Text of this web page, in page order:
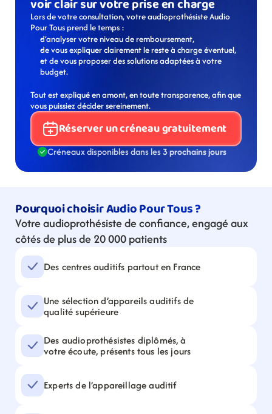
voir clair sur votre prise en charge
Lors de votre consultation, votre audioprothésiste Audio
Pour Tous prend le temps :
d’analyser votre niveau de remboursement,
de vous expliquer clairement le reste à charge éventuel,
et de vous proposer des solutions adaptées à votre
budget.
Tout est expliqué en amont, en toute transparence, afin que
vous puissiez décider sereinement.
Réserver un créneau gratuitement
Créneaux disponibles dans les 3 prochains jours
Pourquoi choisir Audio Pour Tous ?
Votre audioprothésiste de confiance, engagé aux
côtés de plus de 20 000 patients
Des centres auditifs partout en France
Une sélection d’appareils auditifs de
qualité supérieure
Des audioprothésistes diplômés, à
votre écoute, présents tous les jours
Experts de l’appareillage auditif